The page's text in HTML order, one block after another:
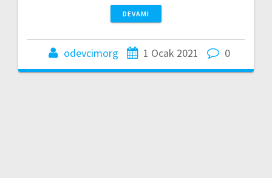
DEVAMI
odevcimorg 1 Ocak 2021 0